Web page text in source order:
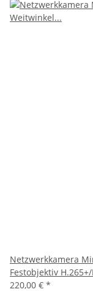
Netzwerkkamera
Festobjektiv
220,00 € *